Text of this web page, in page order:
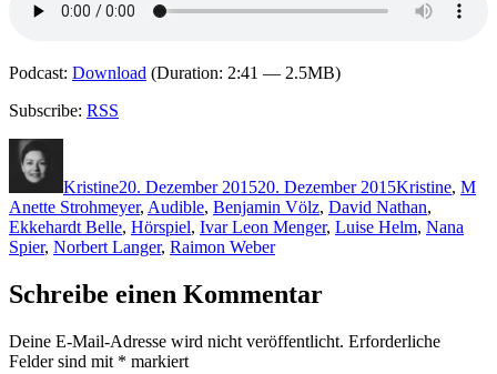
Podcast: Download (Duration: 2:41 — 2.5MB)
Subscribe: RSS
Kristine20. Dezember 201520. Dezember 2015Kristine, M
Anette Strohmeyer, Audible, Benjamin Völz, David Nathan,
Ekkehardt Belle, Hörspiel, Ivar Leon Menger, Luise Helm, Nana
Spier, Norbert Langer, Raimon Weber
Schreibe einen Kommentar
Deine E-Mail-Adresse wird nicht veröffentlicht. Erforderliche
Felder sind mit * markiert